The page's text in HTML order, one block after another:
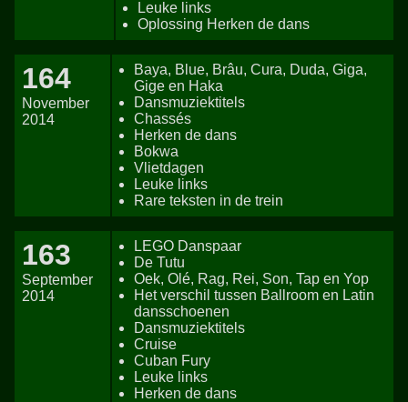
Leuke links
Oplossing Herken de dans
164
November
2014
Baya, Blue, Brâu, Cura, Duda, Giga,
Gige en Haka
Dansmuziektitels
Chassés
Herken de dans
Bokwa
Vlietdagen
Leuke links
Rare teksten in de trein
163
September
2014
LEGO Danspaar
De Tutu
Oek, Olé, Rag, Rei, Son, Tap en Yop
Het verschil tussen Ballroom en Latin
dansschoenen
Dansmuziektitels
Cruise
Cuban Fury
Leuke links
Herken de dans